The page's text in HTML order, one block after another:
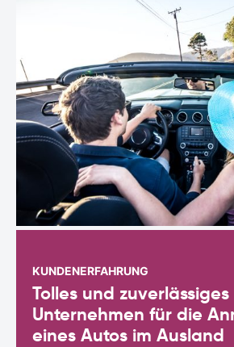
KUNDENERFAHRUNG
Tolles und zuverlässiges
Unternehmen für die
eines Autos im Ausland